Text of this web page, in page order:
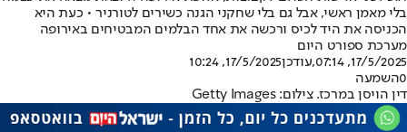
בלי מאמן ראשי, אבל גם בלי שחקני הגנה כשירים לטורניר • כעת היא
הכניסה את היד לכיס ורכשה את אחד הבלמים המבטיחים באירופה
מערכת ספורט היום
17/5/2025, 07:14
,עודכן17/5/2025, 10:24
0השמעה
דין הויסן במרכז. צילום: Getty Images